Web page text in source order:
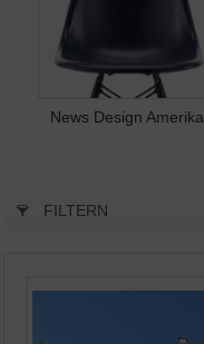
News Design Amerika
FILTERN